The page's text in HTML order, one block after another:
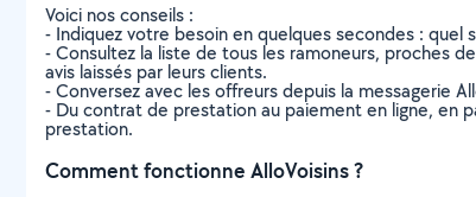
Voici nos conseils :
- Indiquez votre besoin en quelques secondes : quel
- Consultez la liste de tous les ramoneurs, proches
avis laissés par leurs clients.
- Conversez avec les offreurs depuis la messagerie
- Du contrat de prestation au paiement en ligne, en
prestation.
Comment fonctionne AlloVoisins ?